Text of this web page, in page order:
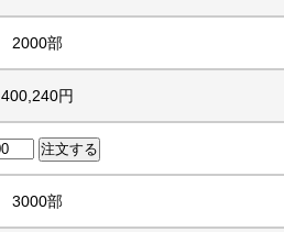
2000部
400,240円
3000部